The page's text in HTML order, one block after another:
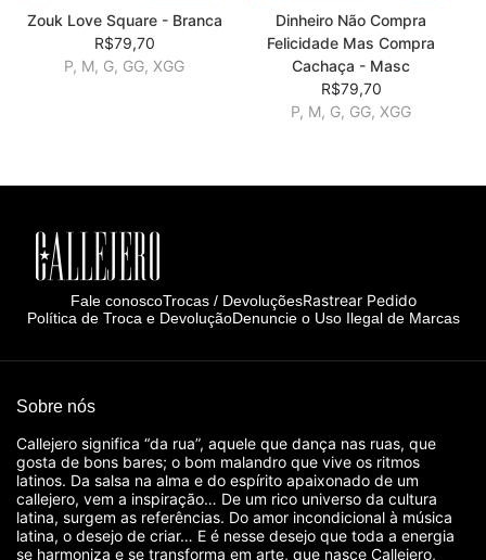
Zouk Love Square - Branca
R$79,70
P, M, G, GG, XGG
Dinheiro Não Compra
Felicidade Mas Compra
Cachaça - Masc
R$79,70
P, M, G, GG, XGG
Fale conoscoTrocas / DevoluçõesRastrear Pedido
Política de Troca e DevoluçãoDenuncie o Uso Ilegal de Marcas
Sobre nós
Callejero significa “da rua”, aquele que dança nas ruas, que
gosta de bons bares; o bom malandro que vive os ritmos
latinos. Da salsa na alma e do espírito apaixonado de um
callejero, vem a inspiração… De um rico universo da cultura
latina, surgem as referências. Do amor incondicional à música
latina, o desejo de criar… E é nesse desejo que toda a energia
se harmoniza e se transforma em arte, que nasce Callejero,